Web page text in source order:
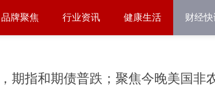
品牌聚焦 行业资讯 健康生活 财经